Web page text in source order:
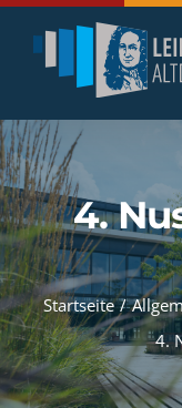
Inhalt
4.
Startseite /
4.